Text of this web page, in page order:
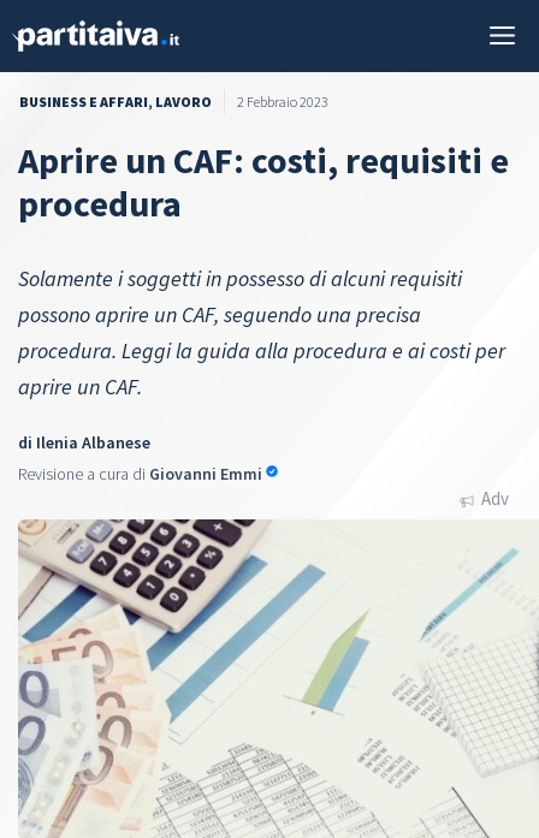
BUSINESS E AFFARI, LAVORO 2 Febbraio 2023
Aprire un CAF: costi, requisiti e
procedura
Solamente i soggetti in possesso di alcuni requisiti
possono aprire un CAF, seguendo una precisa
procedura. Leggi la guida alla procedura e ai costi per
aprire un CAF.
di Ilenia Albanese
Revisione a cura di Giovanni Emmi
Adv